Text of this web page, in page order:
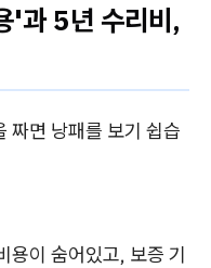
'과 5년 수리비,
짜면 낭패를 보기 쉽습
용이 숨어있고, 보증 기